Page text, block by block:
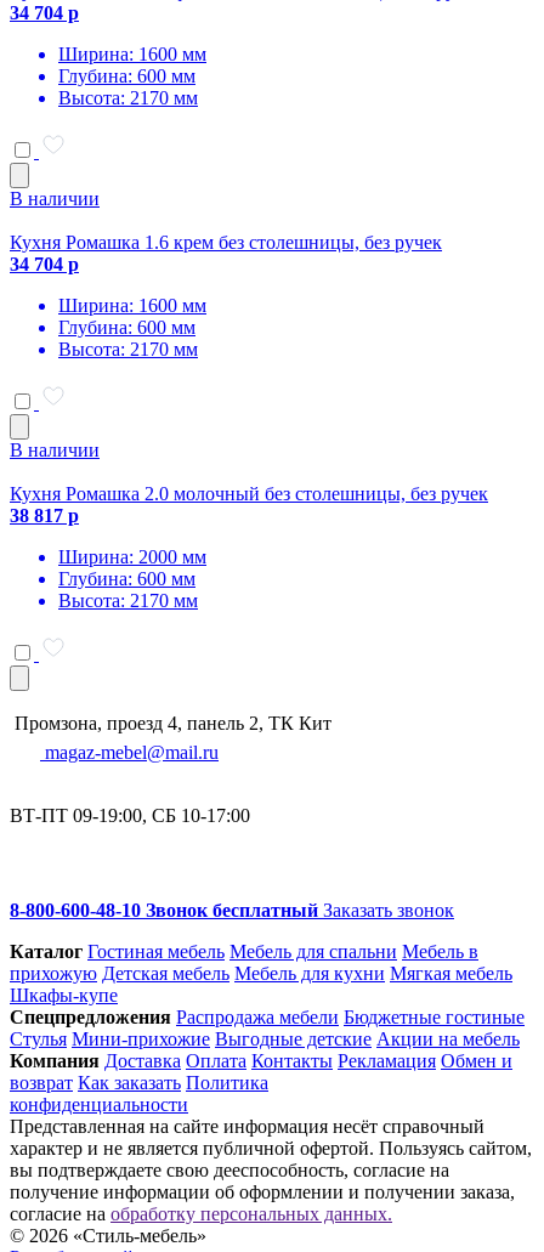
34 704 р
Ширина: 1600 мм
Глубина: 600 мм
Высота: 2170 мм
В наличии
Кухня Ромашка 1.6 крем без столешницы, без ручек
34 704 р
Ширина: 1600 мм
Глубина: 600 мм
Высота: 2170 мм
В наличии
Кухня Ромашка 2.0 молочный без столешницы, без ручек
38 817 р
Ширина: 2000 мм
Глубина: 600 мм
Высота: 2170 мм
Промзона, проезд 4, панель 2, ТК Кит
magaz-mebel@mail.ru
ВТ-ПТ 09-19:00, СБ 10-17:00
8-800-600-48-10 Звонок бесплатный Заказать звонок
Каталог Гостиная мебель Мебель для спальни Мебель в
прихожую Детская мебель Мебель для кухни Мягкая мебель
Шкафы-купе
Спец­предложения Распродажа мебели Бюджетные гостиные
Стулья Мини-прихожие Выгодные детские Акции на мебель
Компания Доставка Оплата Контакты Рекламация Обмен и
возврат Как заказать Политика
конфиденциальности
Представленная на сайте информация несёт справочный
характер и не является публичной офертой. Пользуясь сайтом,
вы подтверждаете свою дееспособность, согласие на
получение информации об оформлении и получении заказа,
согласие на обработку персональных данных.
© 2026 «Стиль-мебель»